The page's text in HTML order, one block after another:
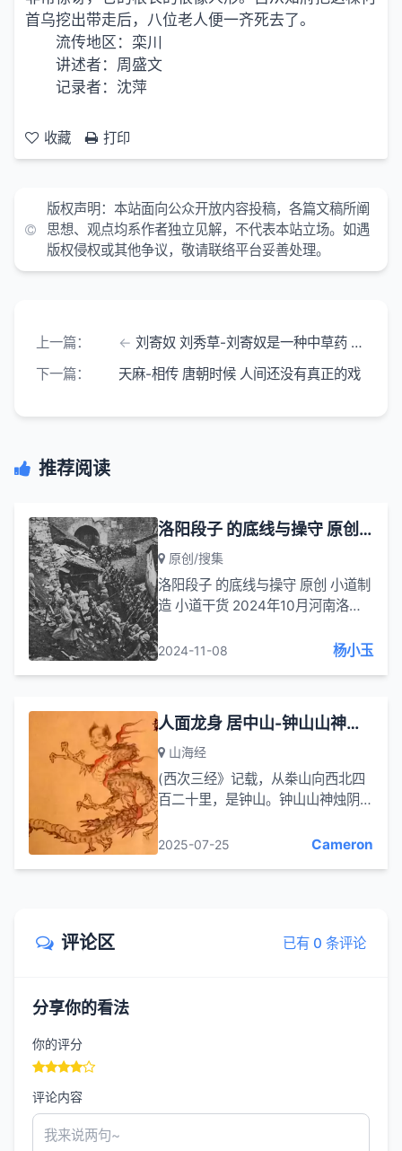
首乌挖出带走后，八位老人便一齐死去了。
流传地区：栾川
讲述者：周盛文
记录者：沈萍
收藏 打印
版权声明：本站面向公众开放内容投稿，各篇文稿所阐
思想、观点均系作者独立见解，不代表本站立场。如遇
版权侵权或其他争议，敬请联络平台妥善处理。
上一篇：
刘寄奴 刘秀草-刘寄奴是一种中草药 它有止血利尿的功效
下一篇：
天麻-相传 唐朝时候 人间还没有真正的戏
推荐阅读
洛阳段子 的底线与操守 原创 小道制造 小道干货 年月日 河南
原创/搜集
洛阳段子 的底线与操守 原创 小道制
造 小道干货 2024年10月河南洛阳
请君只看洛阳城”的信口叹惋。事
2024-11-08 杨小玉
人面龙身 居中山-钟山山神烛阴(烛龙)的儿子名叫鼓
山海经
(西次三经》记载，从桊山向西北四
百二十里，是钟山。钟山山神烛阴
和龙的身体。有一次鼓和天神钦鸡合
2025-07-25 Cameron
评论区 已有 0 条评论
分享你的看法
你的评分
评论内容